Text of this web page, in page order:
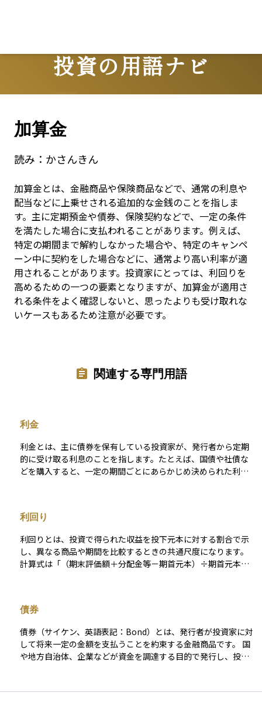
投資の用語ナビ
Terms
加算金
読み： かさんきん
加算金とは、金融商品や保険商品などで、通常の利息や
配当などに上乗せされる追加的な金銭のことを指しま
す。主に定期預金や債券、保険契約などで、一定の条件
を満たした場合に支払われることがあります。例えば、
特定の期間まで解約しなかった場合や、特定のキャンペ
ーン中に契約をした場合などに、通常より高い利率が適
用されることがあります。投資家にとっては、利回りを
高めるための一つの要素となりますが、加算金が適用さ
れる条件をよく確認しないと、思ったよりも受け取れな
いケースもあるため注意が必要です。
関連する専門用語
利金
利金とは、主に債券を保有している投資家が、発行者から定期
的に受け取る利息のことを指します。たとえば、国債や社債な
どを購入すると、一定の期間ごとにあらかじめ決められた利率
す。 利金は、債券を保有することによって得られる「インカム
ゲイン（定期収入）」の一種であり、長期的に安定した収益を
狙う投資スタイルで重視されるポイントです。なお、利金には
所得税や住民税がかかるため、実際の受取額は課税後の金額と
なります。
利回り
利回りとは、投資で得られた収益を投下元本に対する割合で示
し、異なる商品や期間を比較するときの共通尺度になります。
計算式は「（期末評価額＋分配金等－期首元本）÷期首元本」
けの利回り」を示す瞬間値で、直近の運用成績や市場の勢いを
把握するのに適しています。トータルリターンは「保有開始か
ら売却・償還までの累積リターン」を示し、長期投資の成果を
測る指標です。保有期間が異なる商品どうしを比べるときは、
トータルリターンを年平均成長率（CAGR）に換算して年率を
債券
債券（サイケン、英語表記：Bond）とは、発行者が投資家に対
して将来一定の金額を支払うことを約束する金融商品です。 国
や地方自治体、企業などが資金を調達する目的で発行し、投資
はリスクが比較的低く、安定した収入を求める投資家に選ばれ